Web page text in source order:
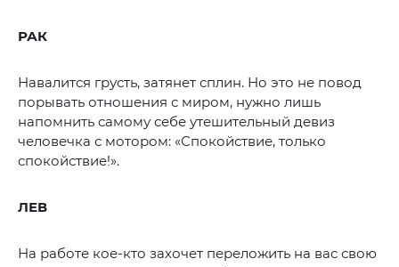
РАК
Навалится грусть, затянет сплин. Но это не повод
порывать отношения с миром, нужно лишь
напомнить самому себе утешительный девиз
человечка с мотором: «Спокойствие, только
спокойствие!».
ЛЕВ
На работе кое-кто захочет переложить на вас свою